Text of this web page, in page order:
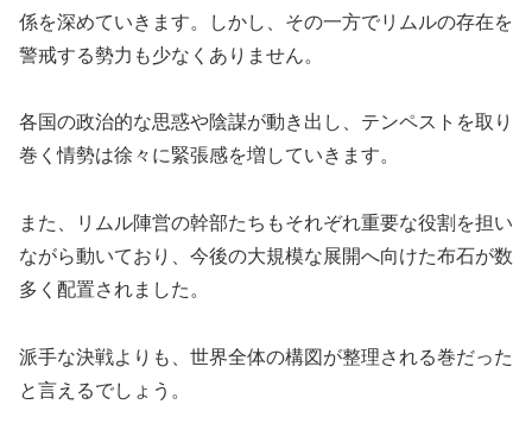
係を深めていきます。しかし、その一方でリムルの存在を
警戒する勢力も少なくありません。
各国の政治的な思惑や陰謀が動き出し、テンペストを取り
巻く情勢は徐々に緊張感を増していきます。
また、リムル陣営の幹部たちもそれぞれ重要な役割を担い
ながら動いており、今後の大規模な展開へ向けた布石が数
多く配置されました。
派手な決戦よりも、世界全体の構図が整理される巻だった
と言えるでしょう。